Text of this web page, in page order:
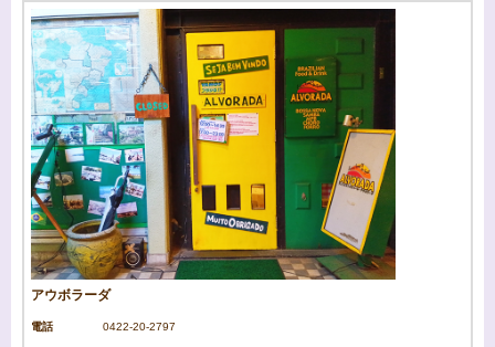
アウボラーダ
電話 0422-20-2797